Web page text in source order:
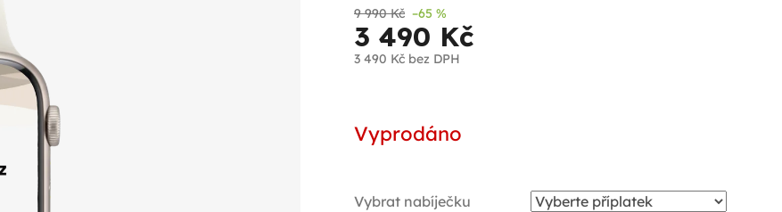
9 990 Kč –65 %
3 490 Kč
3 490 Kč bez DPH
Vyprodáno
Vybrat nabíječku